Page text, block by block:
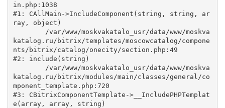
in.php:1038
#1: CAllMain->IncludeComponent(string, string, ar
ray, object)
katalog.ru/bitrix/templates/moscowcatalog/compone
nts/bitrix/catalog/onecity/section.php:49
#2: include(string)
katalog.ru/bitrix/modules/main/classes/general/co
mponent_template.php:720
#3: CBitrixComponentTemplate->__IncludePHPTemplat
e(array, array, string)